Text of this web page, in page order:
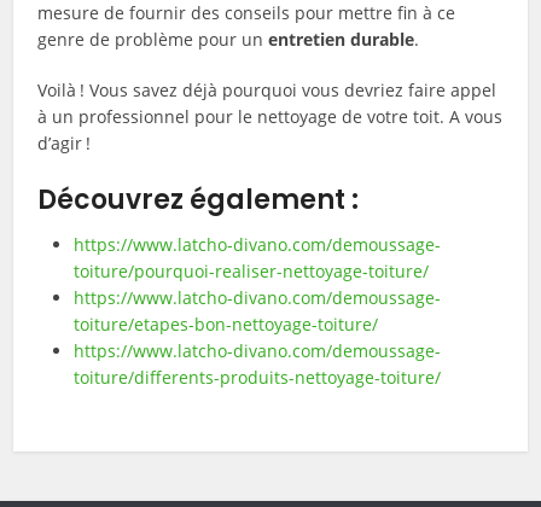
mesure de fournir des conseils pour mettre fin à ce
genre de problème pour unentretien durable.
Voilà ! Vous savez déjà pourquoi vous devriez faire appel
à un professionnel pour le nettoyage de votre toit. A vous
d’agir !
Découvrez également :
https://www.latcho-divano.com/demoussage-
toiture/pourquoi-realiser-nettoyage-toiture/
https://www.latcho-divano.com/demoussage-
toiture/etapes-bon-nettoyage-toiture/
https://www.latcho-divano.com/demoussage-
toiture/differents-produits-nettoyage-toiture/